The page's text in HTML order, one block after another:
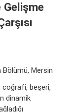
Gelişme
Bölümü, Mersin
coğrafi, beşerî,
dinamik